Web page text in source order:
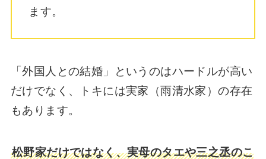
ます。
「外国人との結婚」というのはハードルが高い
だけでなく、トキには実家（雨清水家）の存在
もあります。
松野家だけではなく、実母のタエや三之丞のこ